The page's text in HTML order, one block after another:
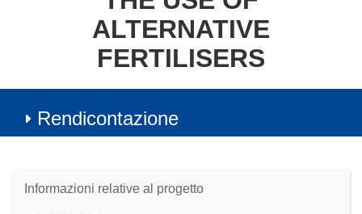
ALTERNATIVE
FERTILISERS
Rendicontazione
Informazioni relative al progetto